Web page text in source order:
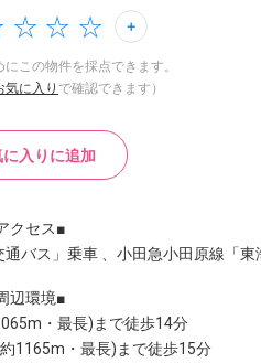
この物件を採点できます。
気に入り で確認できます）
に入りに追加
クセス■
バス」乗車 、小田急小田原線「
辺環境■
・最長)まで徒歩14分
1165m・最長)まで徒歩15分